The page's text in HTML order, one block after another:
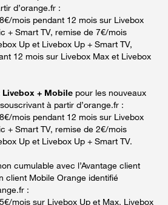
d’orange.fr :
mois pendant 12 mois sur Livebox
+ Smart TV, remise de 7€/mois
Up et Livebox Up + Smart TV,
12 mois sur Livebox Max et Livebox
Livebox + Mobile pour les nouveaux
à partir d’orange.fr :
mois pendant 12 mois sur Livebox
+ Smart TV, remise de 2€/mois
Up et Livebox Up + Smart TV.
cumulable avec l’Avantage client
client Mobile Orange identifié
:
mois sur Livebox Up et Max, Livebox